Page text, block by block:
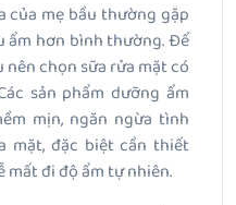
của mẹ bầu thường gặp
hơn bình thường. Để
chọn sữa rửa mặt có
sản phẩm dưỡng ẩm
mịn, ngăn ngừa tình
mặt, đặc biệt cần thiết
mất đi độ ẩm tự nhiên.